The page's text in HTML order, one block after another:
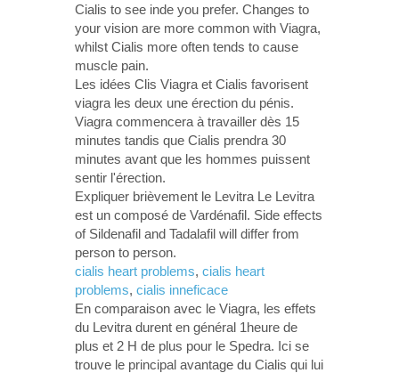
Cialis to see inde you prefer. Changes to
your vision are more common with Viagra,
whilst Cialis more often tends to cause
muscle pain.
Les idées Clis Viagra et Cialis favorisent
viagra les deux une érection du pénis.
Viagra commencera à travailler dès 15
minutes tandis que Cialis prendra 30
minutes avant que les hommes puissent
sentir l'érection.
Expliquer brièvement le Levitra Le Levitra
est un composé de Vardénafil. Side effects
of Sildenafil and Tadalafil will differ from
person to person.
cialis heart problems, cialis heart
problems, cialis inneficace
En comparaison avec le Viagra, les effets
du Levitra durent en général 1heure de
plus et 2 H de plus pour le Spedra. Ici se
trouve le principal avantage du Cialis qui lui